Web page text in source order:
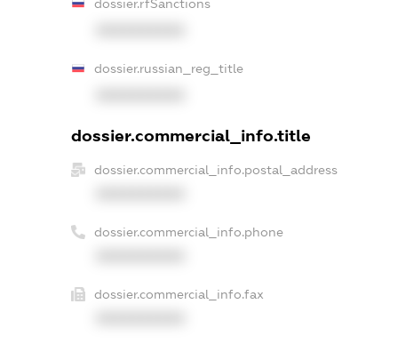
dossier.rfSanctions
dossier.russian_reg_title
dossier.commercial_info.title
dossier.commercial_info.postal_address
dossier.commercial_info.phone
dossier.commercial_info.fax